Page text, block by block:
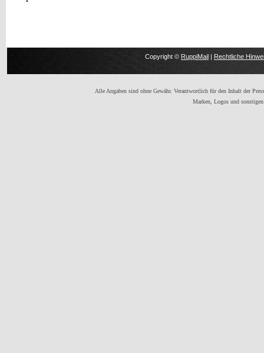
Copyright ©RuppiMail|Rechtliche
Alle Angaben sind ohne Gewähr. Verantwortlich für den Inhalt der
Marken, Logos und